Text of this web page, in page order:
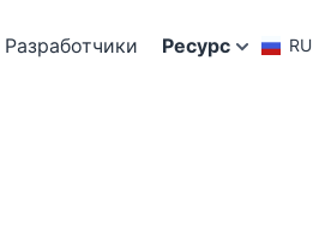
Разработчики Ресурс RU